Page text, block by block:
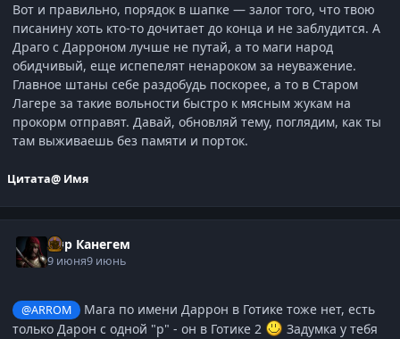
Вот и правильно, порядок в шапке — залог того, что твою
писанину хоть кто-то дочитает до конца и не заблудится. А
Драго с Дарроном лучше не путай, а то маги народ
обидчивый, еще испепелят ненароком за неуважение.
Главное штаны себе раздобудь поскорее, а то в Старом
Лагере за такие вольности быстро к мясным жукам на
прокорм отправят. Давай, обновляй тему, поглядим, как ты
там выживаешь без памяти и порток.
Цитата@ Имя
Сир Канегем
9 июня9 июнь
@ARROM
Мага по имени Даррон в Готике тоже нет, есть
только Дарон с одной "р" - он в Готике 2
Задумка у тебя